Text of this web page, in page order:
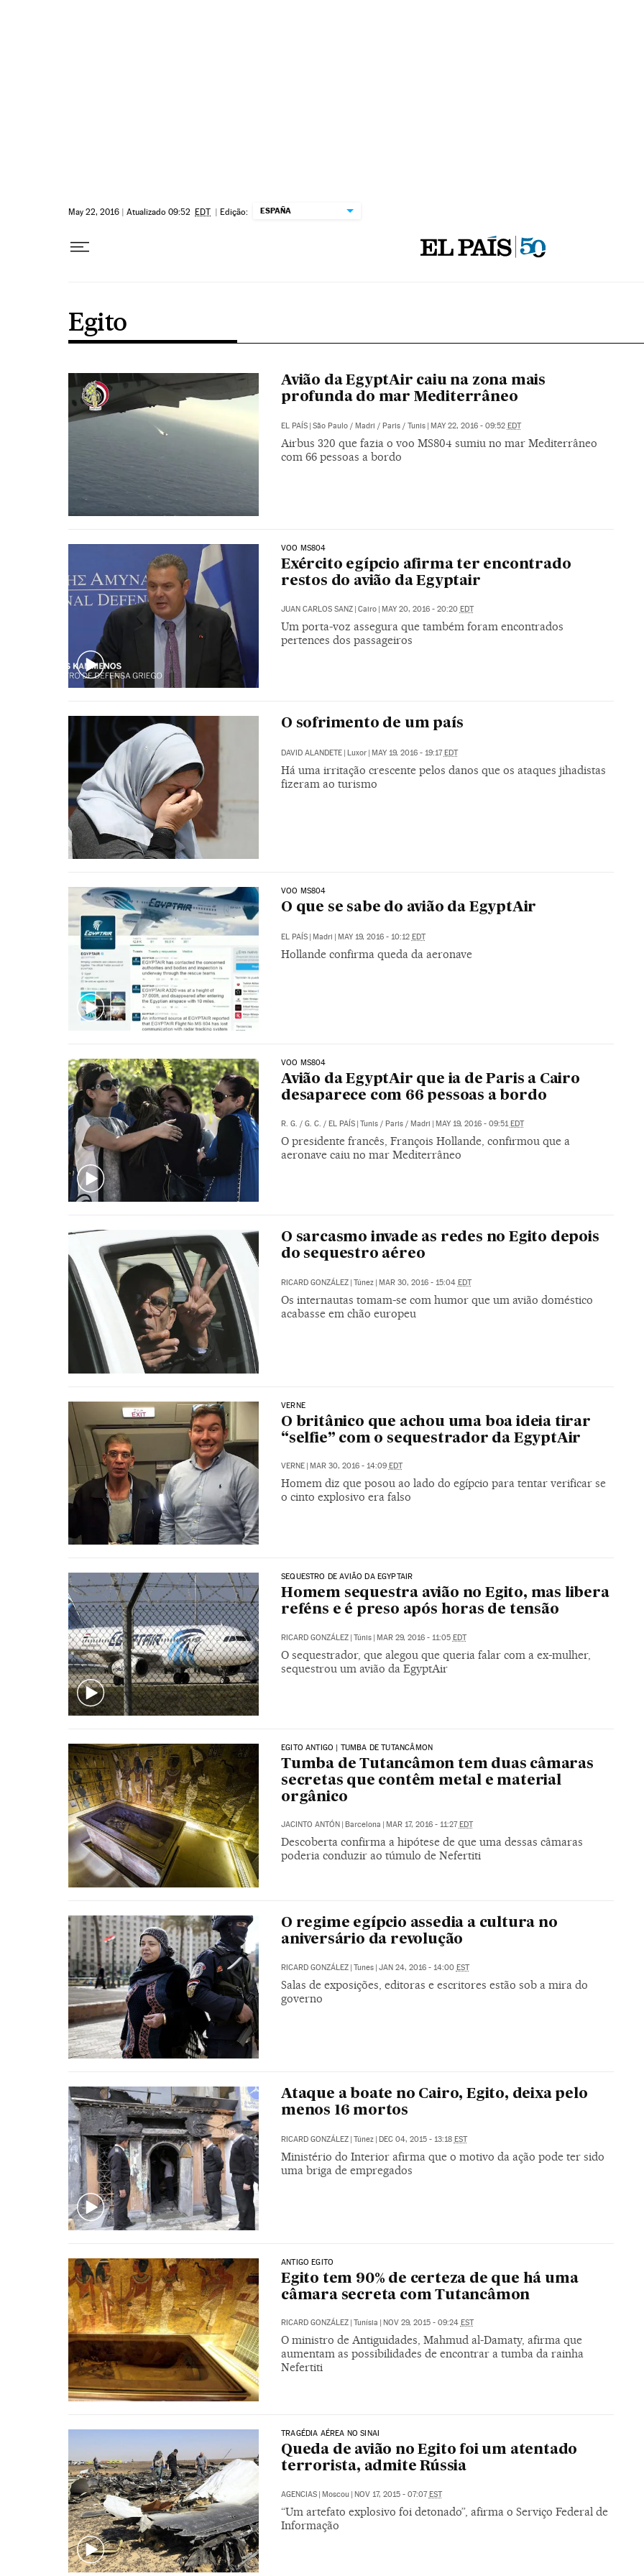
May 22, 2016 | Atualizado 09:52 EDT | Edição: ESPAÑA
Egito
Avião da EgyptAir caiu na zona mais
profunda do mar Mediterrâneo
EL PAÍS | São Paulo / Madri / Paris / Tunis | MAY 22, 2016 - 09:52 EDT
Airbus 320 que fazia o voo MS804 sumiu no mar Mediterrâneo
com 66 pessoas a bordo
VOO MS804
Exército egípcio afirma ter encontrado
restos do avião da Egyptair
JUAN CARLOS SANZ Cairo MAY 20, 2016 - 20:20 EDT
Um porta-voz assegura que também foram encontrados
pertences dos passageiros
O sofrimento de um país
DAVID ALANDETE | Luxor | MAY 19, 2016 - 19:17EDT
Há uma irritação crescente pelos danos que os ataques jihadistas
fizeram ao turismo
VOO MS804
O que se sabe do avião da EgyptAir
EL PAÍS Madri MAY 19, 2016 - 10:12 EDT
Hollande confirma queda da aeronave
VOO MS804
Avião da EgyptAir que ia de Paris a Cairo
desaparece com 66 pessoas a bordo
R. G. / G. C. / EL PAÍS | Tunis / Paris / Madri | MAY 19, 2016 - 09:51 EDT
O presidente francês, François Hollande, confirmou que a
aeronave caiu no mar Mediterrâneo
O sarcasmo invade as redes no Egito depois
do sequestro aéreo
RICARD GONZÁLEZ | Túnez | MAR 30, 2016 - 15:04 EDT
Os internautas tomam-se com humor que um avião doméstico
acabasse em chão europeu
VERNE
O britânico que achou uma boa ideia tirar
“selfie” com o sequestrador da EgyptAir
VERNE MAR 30, 2016 - 14:09 EDT
Homem diz que posou ao lado do egípcio para tentar verificar se
o cinto explosivo era falso
SEQUESTRO DE AVIÃO DA EGYPTAIR
Homem sequestra avião no Egito, mas libera
reféns e é preso após horas de tensão
RICARD GONZÁLEZ | Túnis | MAR 29, 2016 - 11:05 EDT
O sequestrador, que alegou que queria falar com a ex-mulher,
sequestrou um avião da EgyptAir
EGITO ANTIGO | TUMBA DE TUTANCÂMON
Tumba de Tutancâmon tem duas câmaras
secretas que contêm metal e material
orgânico
JACINTO ANTÓN Barcelona MAR 17, 2016 - 11:27 EDT
Descoberta confirma a hipótese de que uma dessas câmaras
poderia conduzir ao túmulo de Nefertiti
O regime egípcio assedia a cultura no
aniversário da revolução
RICARD GONZÁLEZ Tunes JAN 24, 2016 - 14:00 EST
Salas de exposições, editoras e escritores estão sob a mira do
governo
Ataque a boate no Cairo, Egito, deixa pelo
menos 16 mortos
RICARD GONZÁLEZ | Túnez | DEC 04, 2015 - 13:18 EST
Ministério do Interior afirma que o motivo da ação pode ter sido
uma briga de empregados
ANTIGO EGITO
Egito tem 90% de certeza de que há uma
câmara secreta com Tutancâmon
RICARD GONZÁLEZ | Tunísia | NOV 29, 2015 - 09:24 EST
O ministro de Antiguidades, Mahmud al-Damaty, afirma que
aumentam as possibilidades de encontrar a tumba da rainha
Nefertiti
TRAGÉDIA AÉREA NO SINAI
Queda de avião no Egito foi um atentado
terrorista, admite Rússia
AGENCIAS | Moscou | NOV 17, 2015 - 07:07EST
“Um artefato explosivo foi detonado”, afirma o Serviço Federal de
Informação